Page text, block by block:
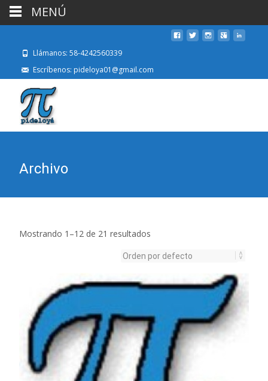
Llámanos: 58-4242560339
Escríbenos: pideloya01@gmail.com
Archivo
Mostrando 1–12 de 21 resultados
MENÚ